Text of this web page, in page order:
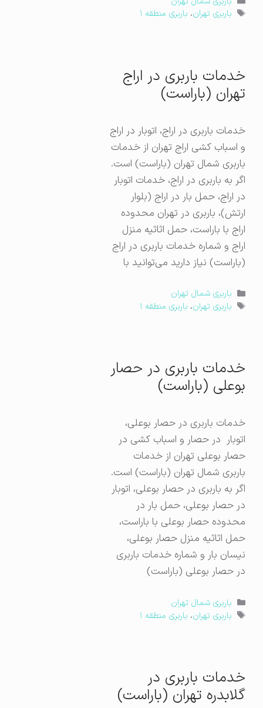
برچسب‌ها
باربری تهران ،باربری منطقه ۱
خدمات باربری در اراج
تهران (باراست)
خدمات باربری در اراج، اتوبار در اراج
و اسباب کشی اراج تهران از خدمات
باربری شمال تهران (باراست) است.
اگر به باربری در اراج، خدمات اتوبار
در اراج، حمل بار در اراج (بلوار
ارتش)، باربری در تهران محدوده
اراج با باراست، حمل اثاثیه منزل
اراج و شماره خدمات باربری در اراج
(باراست) نیاز دارید می‌توانید با
دسته‌ها
باربری شمال تهران
برچسب‌ها
باربری تهران ،باربری منطقه ۱
خدمات باربری در حصار
بوعلی (باراست)
خدمات باربری در حصار بوعلی،
اتوبار در حصار و اسباب کشی در
حصار بوعلی تهران از خدمات
باربری شمال تهران (باراست) است.
اگر به باربری در حصار بوعلی، اتوبار
در حصار بوعلی، حمل بار در
محدوده حصار بوعلی با باراست،
حمل اثاثیه منزل حصار بوعلی،
نیسان بار و شماره خدمات باربری
در حصار بوعلی (باراست)
دسته‌ها
باربری شمال تهران
برچسب‌ها
باربری تهران ،باربری منطقه ۱
خدمات باربری در
گلابدره تهران (باراست)